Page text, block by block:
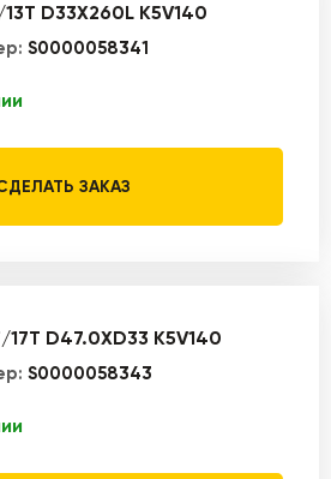
D33X260L K5V140
S0000058341
ЗАКАЗ
D47.0XD33 K5V140
S0000058343